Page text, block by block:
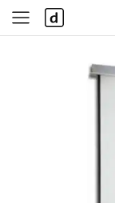
사
이
다
나
와